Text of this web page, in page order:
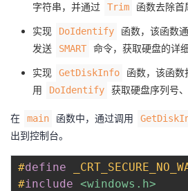
客
论
坛
的
圈
子
我
的
直
我
的
动
我
关
我
的
课
我
的
证
我
实
的
的
术
持
我
云
建
字符串，并通过
Trim 函数去除首
实现 DoIdentify 函数，该函数
发送 SMART 命令，获取硬盘的详细
实现 GetDiskInfo
函数，该函数
用
DoIdentify 获取硬盘序列号
在 main 函数中，通过调用
出到控制台。
#define
#include <windows.h>